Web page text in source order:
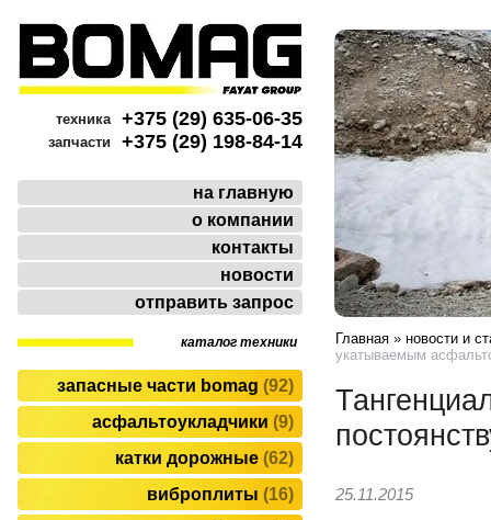
техника +375 (29) 635-06-35
запчасти +375 (29) 198-84-14
на главную
о компании
контакты
новости
отправить запрос
каталог техники
запасные части bomag 92
асфальтоукладчики 9
катки дорожные 62
виброплиты
16
Главная » новости и
укатываемым
25.11.2015